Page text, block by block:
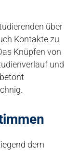
über
Kontakte zu
Knüpfen von
und
dem